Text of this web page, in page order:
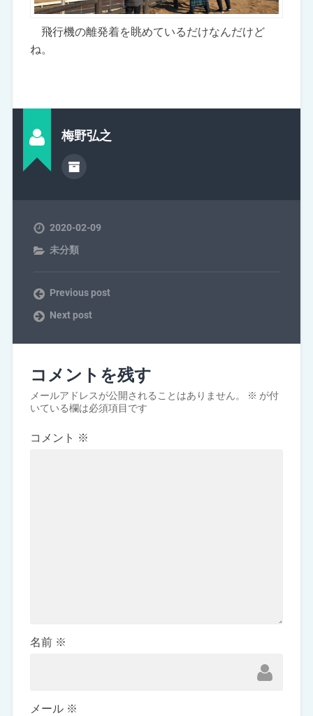
飛行機の離発着を眺めているだけなんだけど
ね。
梅野弘之
2020-02-09
未分類
Previous post
Next post
コメントを残す
メールアドレスが公開されることはありません。 ※ が付
いている欄は必須項目です
コメント ※
名前 ※
メール ※